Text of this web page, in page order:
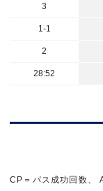
3
1-1
2
28:52
CP＝パス成功回数、